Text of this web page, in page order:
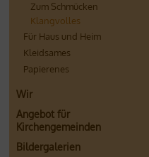
Zum Schmücken
Klangvolles
Für Haus und Heim
Kleidsames
Papierenes
Wir
Angebot für
Kirchengemeinden
Bildergalerien